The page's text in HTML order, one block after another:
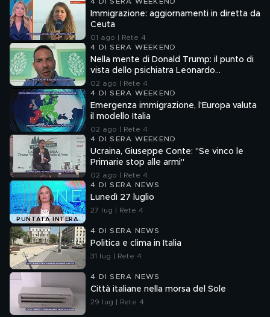
Immigrazione: aggiornamenti in diretta da
Ceuta
01 ago | Rete 4
4 DI SERA WEEKEND
Nella mente di Donald Trump: il punto di
vista dello psichiatra Leonardo
Mendolicchio
02 ago | Rete 4
4 DI SERA WEEKEND
Emergenza immigrazione, l'Europa valuta
il modello Italia
02 ago | Rete 4
4 DI SERA WEEKEND
Ucraina, Giuseppe Conte: "Se vinco le
Primarie stop alle armi"
02 ago | Rete 4
PUNTATA INTERA
4 DI SERA NEWS
Lunedì 27 luglio
27 lug | Rete 4
4 DI SERA NEWS
Politica e clima in Italia
31 lug | Rete 4
4 DI SERA NEWS
Città italiane nella morsa del Sole
29 lug | Rete 4